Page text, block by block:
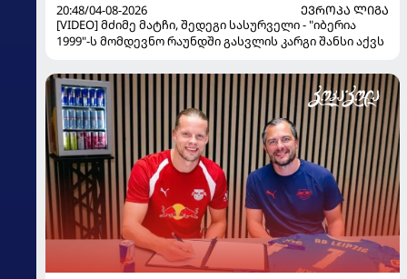
20:48/04-08-2026
ᲔᲕᲠᲝᲞᲐ ᲚᲘᲒᲐ
[VIDEO] მძიმე მატჩი, შედეგი სასურველი - "იბერია
1999"-ს მომდევნო რაუნდში გასვლის კარგი შანსი აქვს